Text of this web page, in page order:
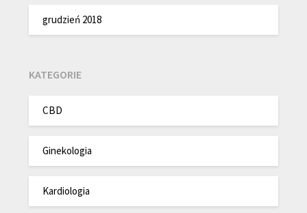
grudzień 2018
KATEGORIE
CBD
Ginekologia
Kardiologia